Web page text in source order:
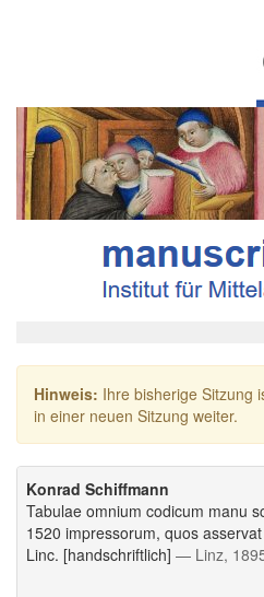
Hinweis: Ihre bisherige Sitzung
in einer neuen Sitzung weiter.
Konrad Schiffmann
Tabulae omnium codicum manu
1520 impressorum, quos
Linc. [handschriftlich] — Linz,